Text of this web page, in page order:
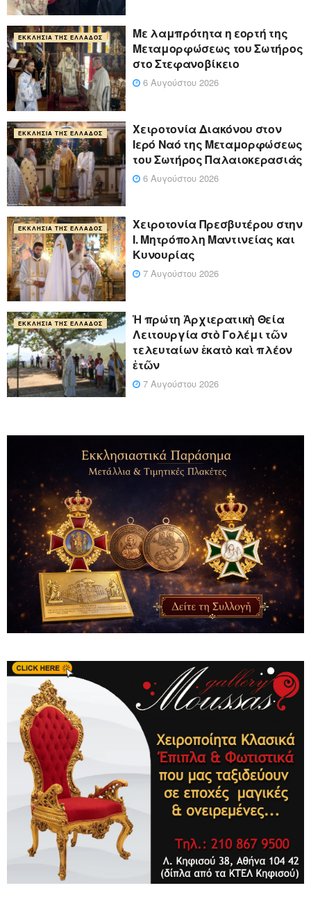
ΕΚΚΛΗΣΊΑ ΤΗΣ ΕΛΛΆΔΟΣ
Με λαμπρότητα η εορτή της
Μεταμορφώσεως του Σωτήρος
στο Στεφανοβίκειο
6 Αυγούστου 2026
ΕΚΚΛΗΣΊΑ ΤΗΣ ΕΛΛΆΔΟΣ
Χειροτονία Διακόνου στον
Ιερό Ναό της Μεταμορφώσεως
του Σωτήρος Παλαιοκερασιάς
6 Αυγούστου 2026
ΕΚΚΛΗΣΊΑ ΤΗΣ ΕΛΛΆΔΟΣ
Xειροτονία Πρεσβυτέρου στην
Ι. Μητρόπολη Μαντινείας και
Κυνουρίας
7 Αυγούστου 2026
ΕΚΚΛΗΣΊΑ ΤΗΣ ΕΛΛΆΔΟΣ
Ἡ πρώτη Ἀρχιερατικὴ Θεία
Λειτουργία στὸ Γολέμι τῶν
τελευταίων ἑκατὸ καὶ πλέον
ἐτῶν
7 Αυγούστου 2026